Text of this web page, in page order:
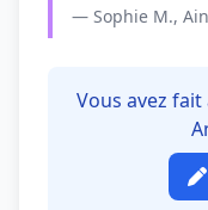
— Sophie M., Ain
Vous avez